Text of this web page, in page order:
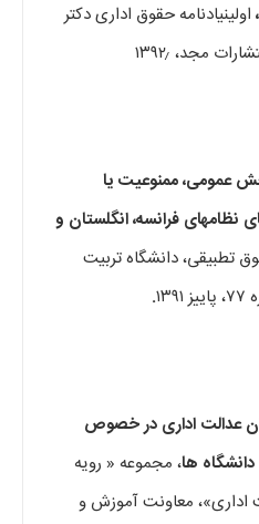
، اولینیادنامه حقوق اداری دکتر
مجد، ۱۳۹۲٫
عمومی، ممنوعیت یا
فرانسه، انگلستان و
دانشگاه تربیت
.
عدالت اداری در خصوص
ها، مجموعه « رویه
معاونت آموزش و